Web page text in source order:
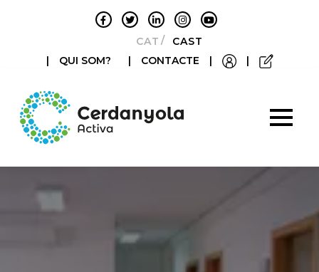
CATALÀCASTELLANO
|
QUI SOM? | CONTACTE | |